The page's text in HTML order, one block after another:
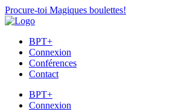
Procure-toi Magiques boulettes!
BPT+
Connexion
Conférences
Contact
BPT+
Connexion